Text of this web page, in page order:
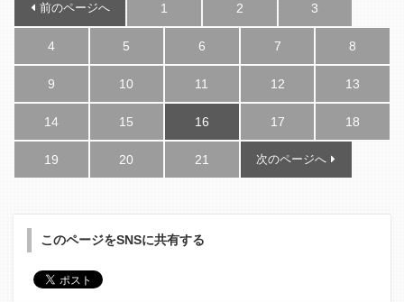
前のページへ 1 2 3
4 5 6 7 8
9 10 11 12 13
14 15 16 17 18
19 20 21 次のページへ
このページをSNSに共有する